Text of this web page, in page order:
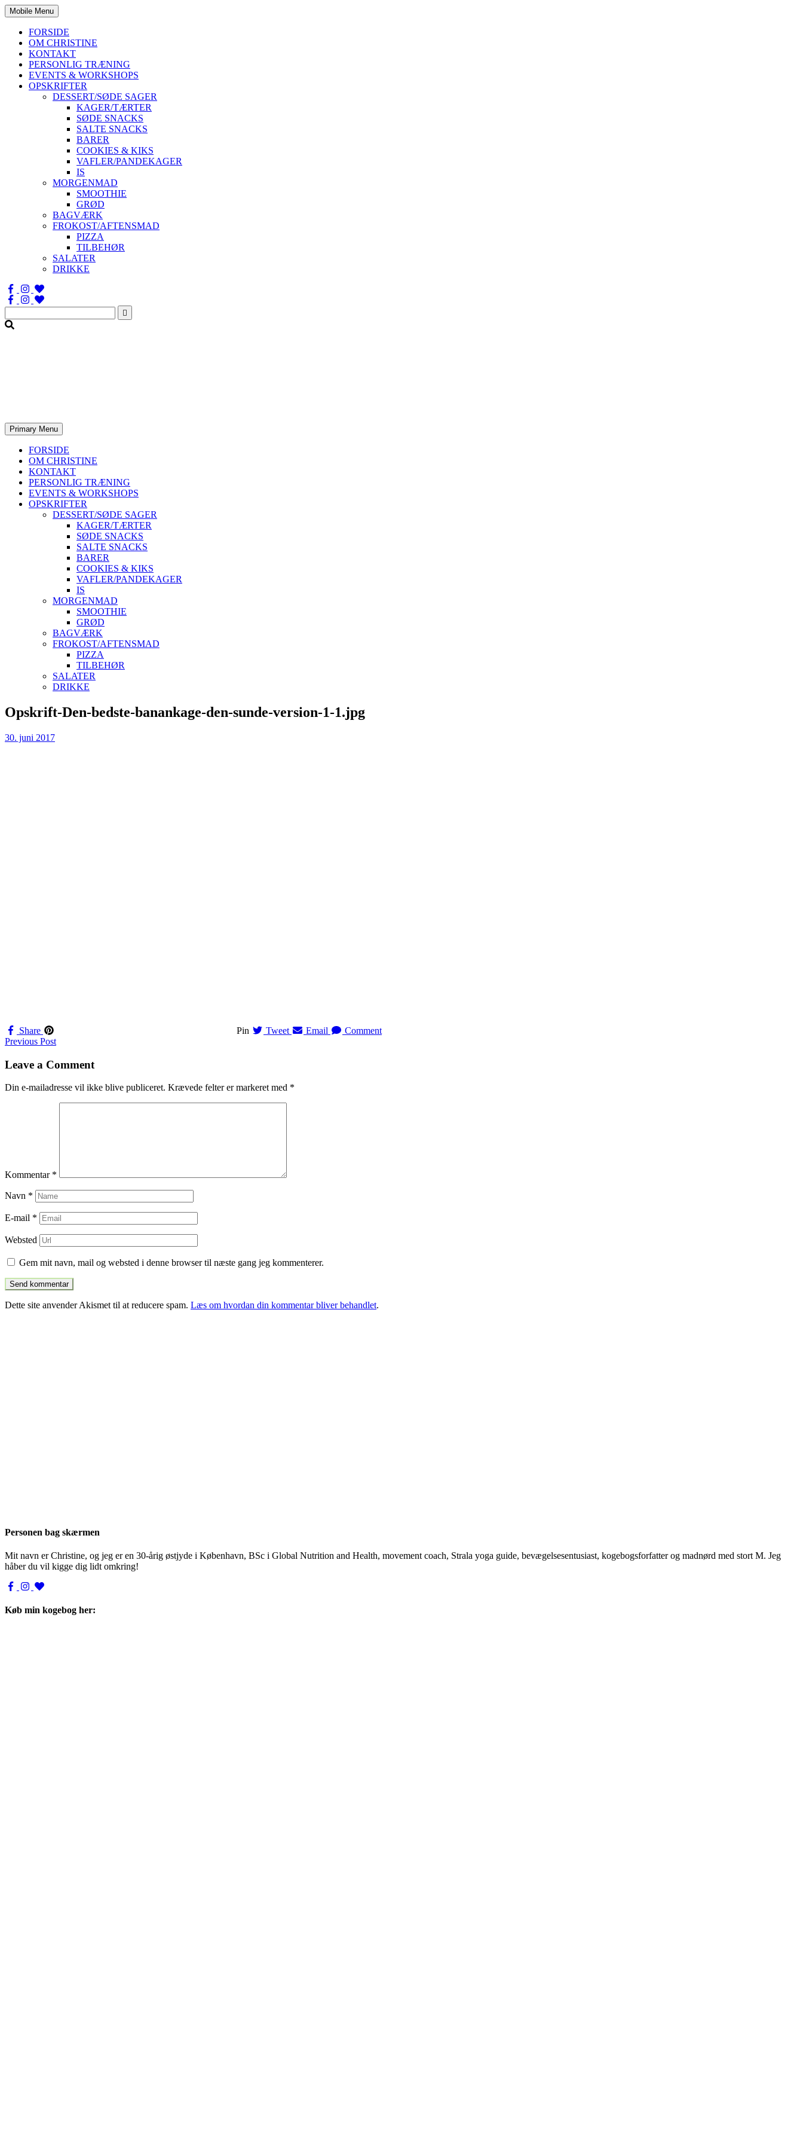
Mobile Menu
FORSIDE
OM CHRISTINE
KONTAKT
PERSONLIG TRÆNING
EVENTS & WORKSHOPS
OPSKRIFTER
DESSERT/SØDE SAGER
KAGER/TÆRTER
SØDE SNACKS
SALTE SNACKS
BARER
COOKIES & KIKS
VAFLER/PANDEKAGER
IS
MORGENMAD
SMOOTHIE
GRØD
BAGVÆRK
FROKOST/AFTENSMAD
PIZZA
TILBEHØR
SALATER
DRIKKE
Søg
efter:
Primary Menu
FORSIDE
OM CHRISTINE
KONTAKT
PERSONLIG TRÆNING
EVENTS & WORKSHOPS
OPSKRIFTER
DESSERT/SØDE SAGER
KAGER/TÆRTER
SØDE SNACKS
SALTE SNACKS
BARER
COOKIES & KIKS
VAFLER/PANDEKAGER
IS
MORGENMAD
SMOOTHIE
GRØD
BAGVÆRK
FROKOST/AFTENSMAD
PIZZA
TILBEHØR
SALATER
DRIKKE
Skip
to
Opskrift-Den-bedste-banankage-den-sunde-version-1-1.jpg
30. juni 2017
Share Pin Tweet Email Comment
Navigation
til
Previous Post
Leave a Comment
Din e-mailadresse vil ikke blive publiceret. Krævede felter er markeret med *
Kommentar *
Navn *
E-mail *
Websted
Gem mit navn, mail og websted i denne browser til næste gang jeg kommenterer.
Dette site anvender Akismet til at reducere spam. Læs om hvordan din kommentar bliver behandlet.
Personen bag skærmen
Mit navn er Christine, og jeg er en 30-årig østjyde i København, BSc i Global Nutrition and Health, movement coach, Strala yoga guide, bevægelsesentusiast, kogebogsforfatter og madnørd med stort M. Jeg
håber du vil kigge dig lidt omkring!
Køb min kogebog her: